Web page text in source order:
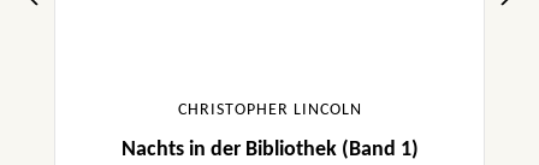
CHRISTOPHER LINCOLN
Nachts in der Bibliothek (Band 1)